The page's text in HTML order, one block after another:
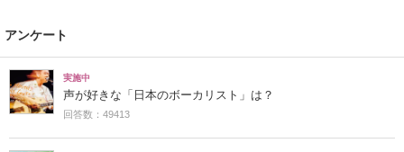
アンケート
実施中
声が好きな「日本のボーカリスト」は？
回答数：49413